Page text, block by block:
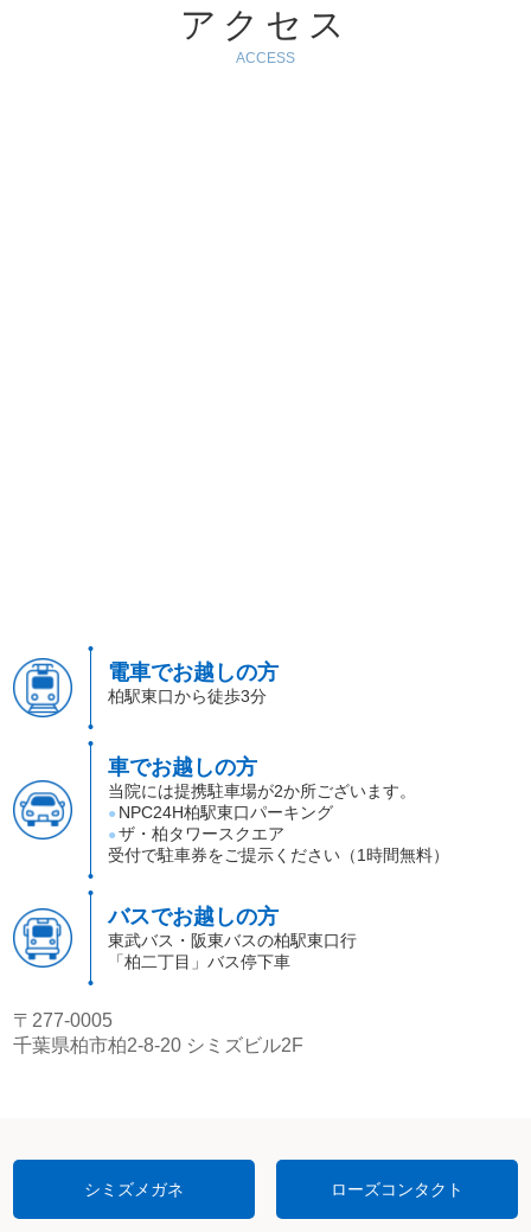
アクセス
ACCESS
電車でお越しの方
柏駅東口から徒歩3分
車でお越しの方
当院には提携駐車場が2か所ございます。
● NPC24H柏駅東口パーキング
● ザ・柏タワースクエア
受付で駐車券をご提示ください（1時間無料）
バスでお越しの方
東武バス・阪東バスの柏駅東口行
「柏二丁目」バス停下車
〒277-0005
千葉県柏市柏2-8-20 シミズビル2F
シミズメガネ ローズコンタクト